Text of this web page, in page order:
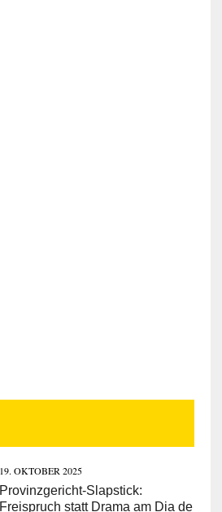
19. OKTOBER 2025
Provinzgericht-Slapstick:
Freispruch statt Drama am Dia de